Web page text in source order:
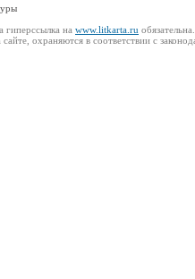
гиперссылка на www.litkarta.ru обязательна.
охраняются в соответствии с